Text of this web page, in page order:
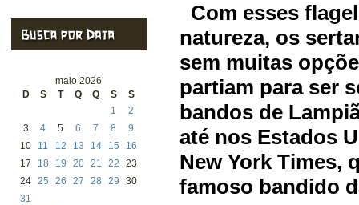
maio 2026
D
S T Q Q S
S
1
2
3
4 5 6 7 8
9
10
11 12 13 14 15
16
17
18 19 20 21 22
23
24 25 26 27 28 29
30
31
Com esses
natureza, os
sem muitas
partiam para ser
bandos de
até nos Estados
New York Times,
famoso bandido